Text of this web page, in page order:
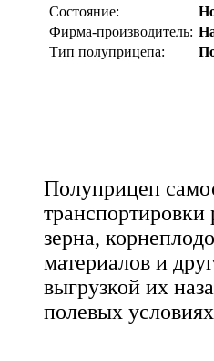
Состояние:
Фирма-производитель:
Тип полуприцепа:
Полуприцеп
тpанcпоpтиpoвки
зeрнa,
матepиaлoв и
выгрузкой их
полевых